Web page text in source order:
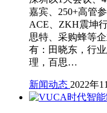
嘉宾、250+高管
ACE、ZKH震坤
思特、采购蜂等
有：田晓东，行
理，百思…
新闻动态 2022年